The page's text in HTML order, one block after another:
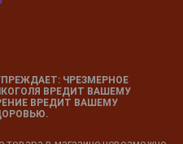
ЧРЕЗМЕРНОЕ
ВРЕДИТ ВАШЕМУ
ВРЕДИТ ВАШЕМУ